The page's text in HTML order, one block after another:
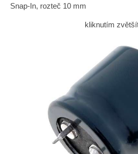
Snap-In, rozteč 10 mm
kliknutím